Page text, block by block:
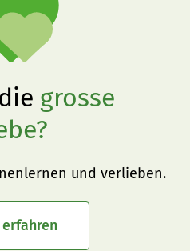
grosse
und verlieben.